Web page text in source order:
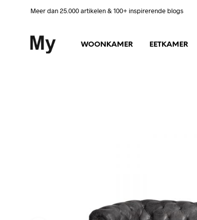
Meer dan 25.000 artikelen & 100+ inspirerende blogs
WOONKAMER EETKAMER